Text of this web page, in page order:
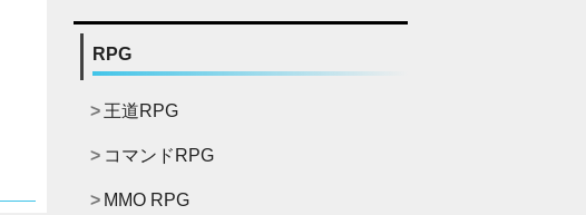
RPG
王道RPG
コマンドRPG
MMO RPG